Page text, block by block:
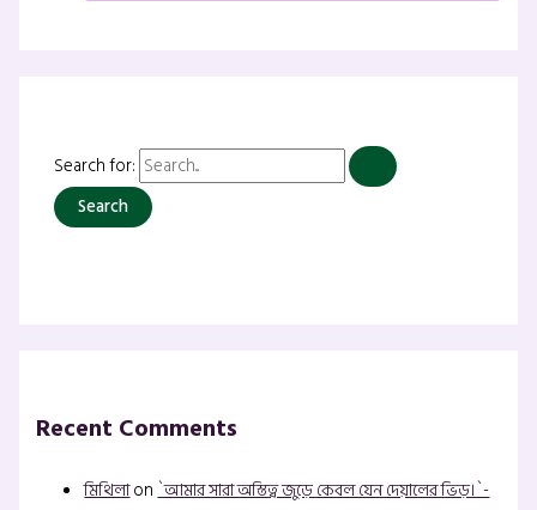
Search for:
Recent Comments
মিথিলাon`আমার সারা অস্তিত্ব জুড়ে কেবল যেন দেয়ালের ভিড়।`-